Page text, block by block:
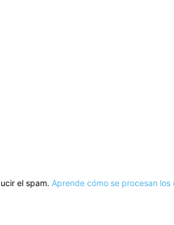
el spam. Aprende cómo se procesan